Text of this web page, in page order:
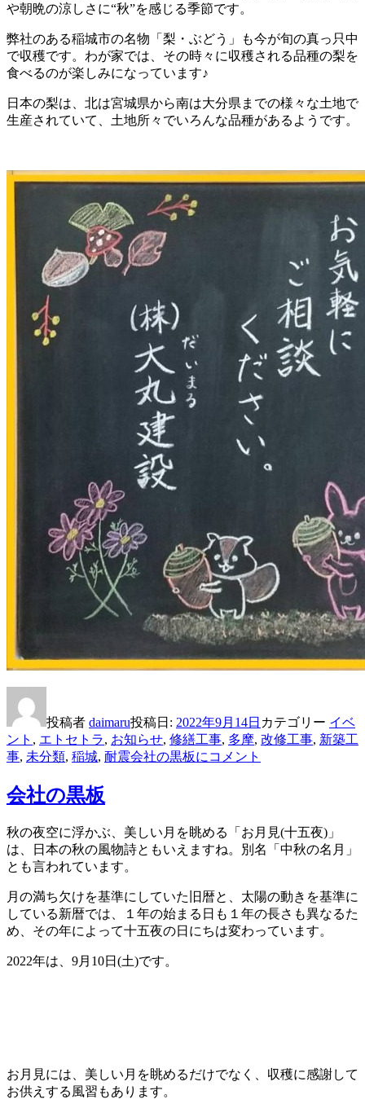
や朝晩の涼しさに“秋”を感じる季節です。
弊社のある稲城市の名物「梨・ぶどう」も今が旬の真っ只中
で収穫です。わが家では、その時々に収穫される品種の梨を
食べるのが楽しみになっています♪
日本の梨は、北は宮城県から南は大分県までの様々な土地で
生産されていて、土地所々でいろんな品種があるようです。
投稿者 daimaru投稿日: 2022年9月14日 カテゴリー イベ
ント , エトセトラ, お知らせ, 修繕工事, 多摩, 改修工事, 新築工
事, 未分類, 稲城, 耐震会社の黒板に コメント
会社の黒板
秋の夜空に浮かぶ、美しい月を眺める「お月見(十五夜)」
は、日本の秋の風物詩ともいえますね。別名「中秋の名月」
とも言われています。
月の満ち欠けを基準にしていた旧暦と、太陽の動きを基準に
している新暦では、１年の始まる日も１年の長さも異なるた
め、その年によって十五夜の日にちは変わっています。
2022年は、9月10日(土)です。
お月見には、美しい月を眺めるだけでなく、収穫に感謝して
お供えする風習もあります。